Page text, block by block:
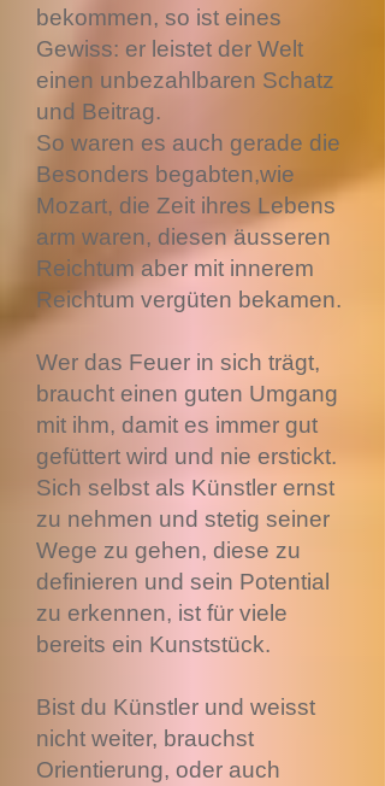
bekommen, so ist eines
Gewiss: er leistet der Welt
einen unbezahlbaren Schatz
und Beitrag.
So waren es auch gerade die
Besonders begabten,wie
Mozart, die Zeit ihres Lebens
arm waren, diesen äusseren
Reichtum aber mit innerem
Reichtum vergüten bekamen.
Wer das Feuer in sich trägt,
braucht einen guten Umgang
mit ihm, damit es immer gut
gefüttert wird und nie erstickt.
Sich selbst als Künstler ernst
zu nehmen und stetig seiner
Wege zu gehen, diese zu
definieren und sein Potential
zu erkennen, ist für viele
bereits ein Kunststück.
Bist du Künstler und weisst
nicht weiter, brauchst
Orientierung, oder auch